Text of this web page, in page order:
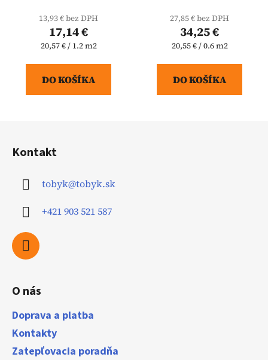
13,93 € bez DPH
17,14 €
Jednotková
20,57 € / 1.2 m2
DO KOŠÍKA
27,85 € bez DPH
34,25 €
Jednotková
20,55 € / 0.6 m2
DO KOŠÍKA
Kontakt
tobyk@tobyk.sk
+421 903 521 587
O nás
Doprava a platba
Kontakty
Zatepľovacia poradňa